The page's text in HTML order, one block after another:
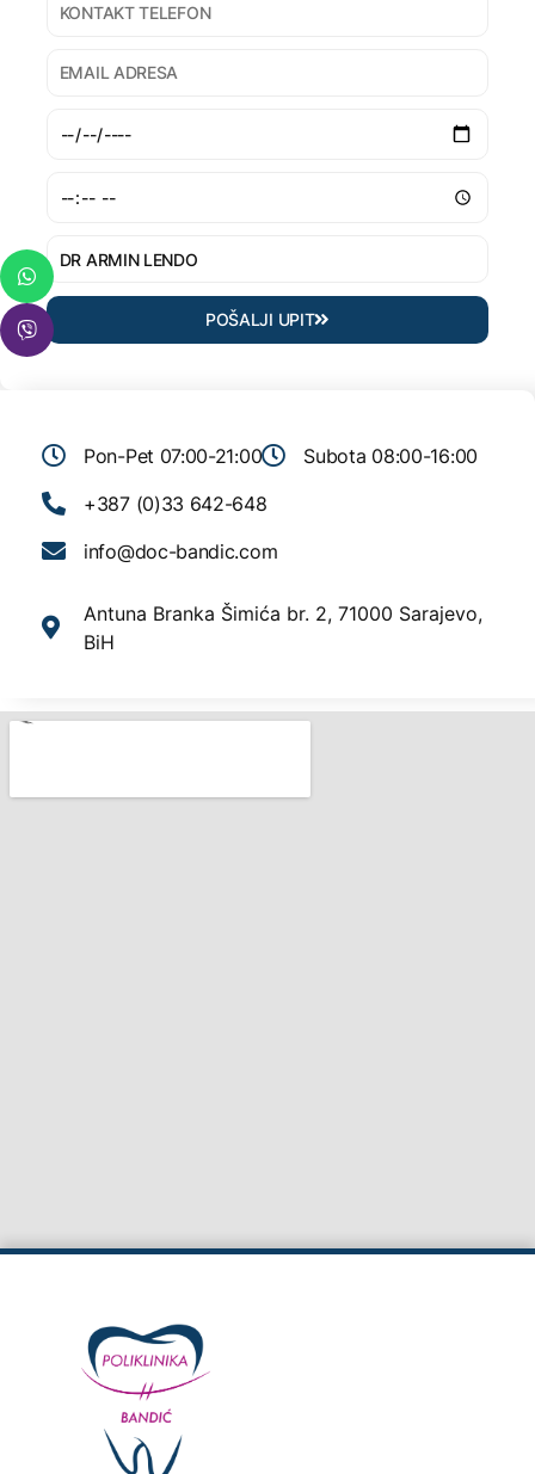
POŠALJI UPIT
Pon-Pet 07:00-21:00
Subota 08:00-16:00
+387 (0)33 642-648
info@doc-bandic.com
Antuna Branka Šimića br. 2, 71000 Sarajevo,
BiH